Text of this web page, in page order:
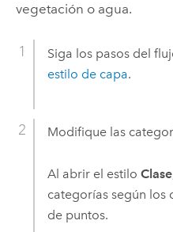
vegetación o agua.
Siga los pasos del
estilo de capa.
Modifique las
Al abrir el estilo Clase
categorías según los
de puntos.